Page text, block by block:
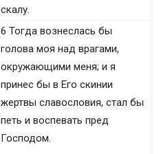
скалу.
6 Тогда вознеслась бы
голова моя над врагами,
окружающими меня; и я
принес бы в Его скинии
жертвы славословия, стал бы
петь и воспевать пред
Господом.